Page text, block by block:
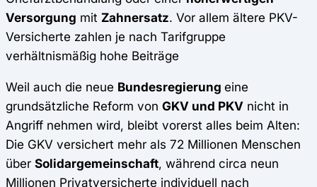
Versorgung mit Zahnersatz. Vor allem ältere PKV-
Versicherte zahlen je nach Tarifgruppe
verhältnismäßig hohe Beiträge
Weil auch die neue Bundesregierung eine
grundsätzliche Reform von GKV und PKV nicht in
Angriff nehmen wird, bleibt vorerst alles beim Alten:
Die GKV versichert mehr als 72 Millionen Menschen
über Solidargemeinschaft, während circa neun
Millionen Privatversicherte individuell nach